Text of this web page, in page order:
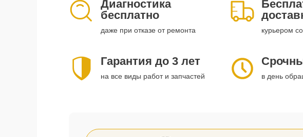
Диагностика
бесплатно
даже при отказе от ремонта курьером
Гарантия до 3 лет
на все виды работ и запчастей в день